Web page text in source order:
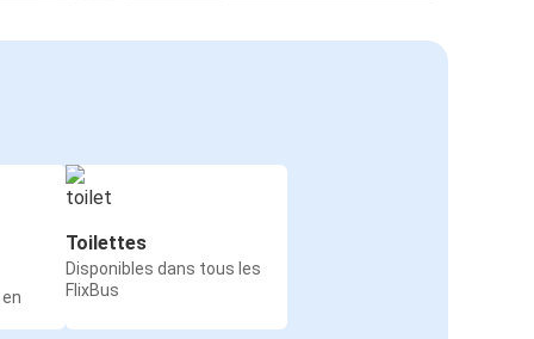
Toilettes
Disponibles dans tous les
FlixBus